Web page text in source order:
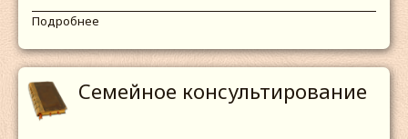
Подробнее
Семейное консультирование